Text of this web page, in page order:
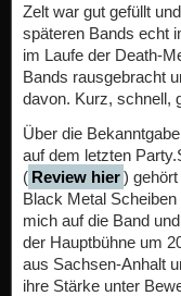
Zelt war gut gefüllt
späteren Bands echt
im Laufe der Death-
Bands rausgebracht
davon. Kurz, schnell,
Über die
auf dem letzten
( Review hier)
Black Metal
mich auf die Band
der Hauptbühne um
aus Sachsen-Anhalt
ihre Stärke unter